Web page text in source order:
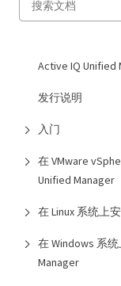
Active IQ Unified
发行说明
入门
在 VMware
Unified Manager
在 Linux 系统上
在 Windows 系
Manager